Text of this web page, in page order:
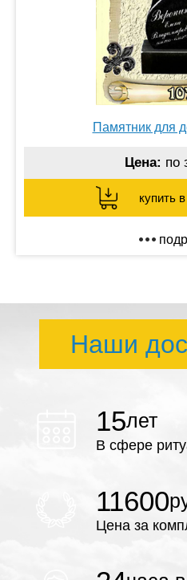
Памятник для
Цена: по
купить
Наши
15лет
В сфере
11600
Цена за